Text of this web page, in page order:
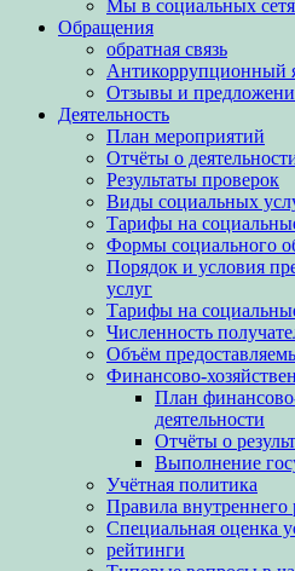
Мы в социальных
Обращения
обратная связь
Антикоррупционный
Отзывы и
Деятельность
План мероприятий
Отчёты о
Результаты проверок
Виды социальных
Тарифы на
Формы социального
Порядок и условия
услуг
Тарифы на
Численность
Объём
Финансово-
План
деятельности
Отчёты о
Выполнение
Учётная политика
Правила внутреннего
Специальная оценка
рейтинги